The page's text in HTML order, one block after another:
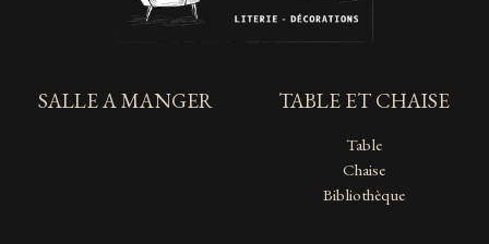
SALLE A MANGER TABLE ET CHAISE
Table
Chaise
Bibliothèque